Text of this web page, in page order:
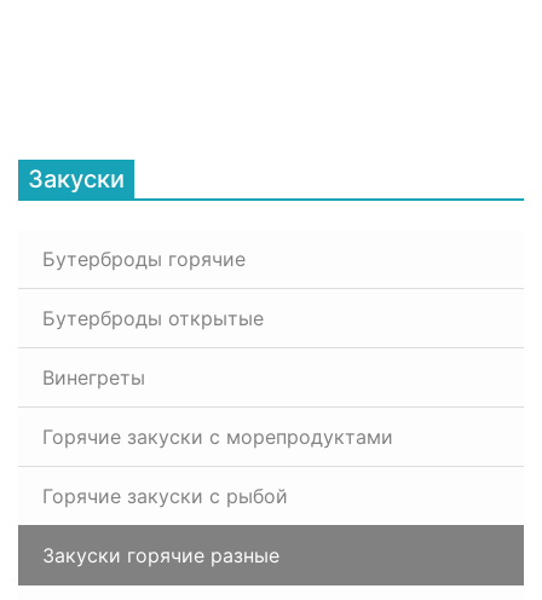
Закуски
Бутерброды горячие
Бутерброды открытые
Винегреты
Горячие закуски с морепродуктами
Горячие закуски с рыбой
Закуски горячие разные